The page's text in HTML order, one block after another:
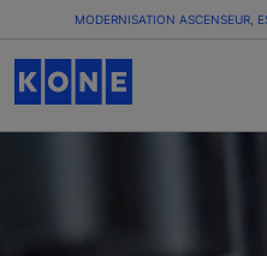
MODERNISATION ASCENSEUR,